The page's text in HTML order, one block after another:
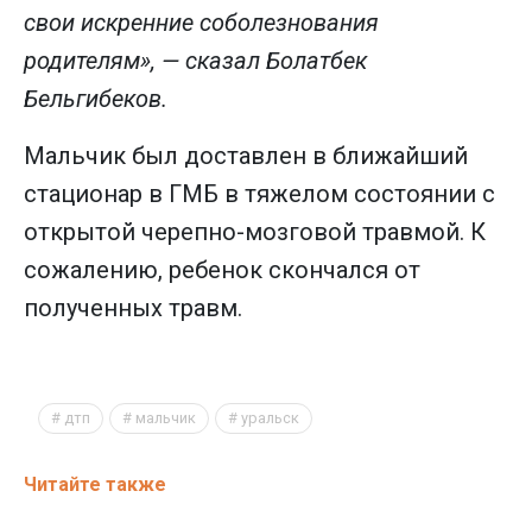
свои искренние соболезнования
родителям», — сказал Болатбек
Бельгибеков.
Мальчик был доставлен в ближайший
стационар в ГМБ в тяжелом состоянии с
открытой черепно-мозговой травмой. К
сожалению, ребенок скончался от
полученных травм.
дтп мальчик уральск
Читайте также